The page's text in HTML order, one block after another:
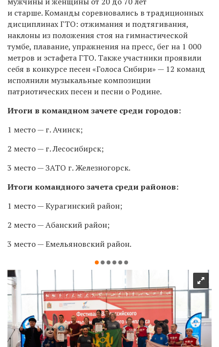
и старше. Команды соревновались в традиционных
дисциплинах ГТО: отжимания и подтягивания,
наклоны из положения стоя на гимнастической
тумбе, плавание, упражнения на пресс, бег на 1 000
метров и эстафета ГТО. Также участники проявили
себя в конкурсе песен «Голоса Сибири» — 12 команд
исполнили музыкальные композиции
патриотических песен и песни о Родине.
Итоги в командном зачете среди городов:
1 место — г. Ачинск;
2 место — г. Лесосибирск;
3 место — ЗАТО г. Железногорск.
Итоги командного зачета среди районов:
1 место — Курагинский район;
2 место — Абанский район;
3 место — Емельяновский район.